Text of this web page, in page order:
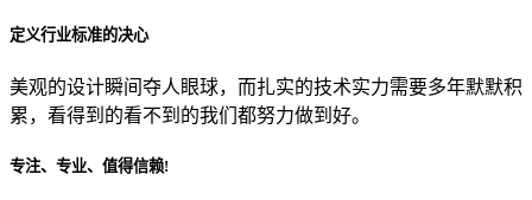
贵公司的团队规模是？
目前主要的营销渠道是？
定义行业标准的决心
美观的设计瞬间夺人眼球，而扎实的技术实力需要多年默默积
累，看得到的看不到的我们都努力做到好。
专注、专业、值得信赖!